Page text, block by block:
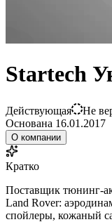
Startech
Действующая
Не
Основана 16.01.2017
О компании
Кратко
Поставщик тюнинг-
Land Rover:
спойлеры, кожаный